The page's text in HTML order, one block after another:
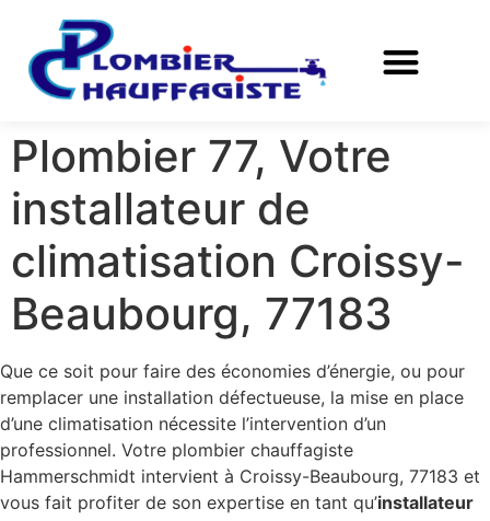
Plombier 77, Votre
installateur de
climatisation Croissy-
Beaubourg, 77183
Que ce soit pour faire des économies d’énergie, ou pour
remplacer une installation défectueuse, la mise en place
d’une climatisation nécessite l’intervention d’un
professionnel. Votre plombier chauffagiste
Hammerschmidt intervient à Croissy-Beaubourg, 77183 et
vous fait profiter de son expertise en tant qu’installateur